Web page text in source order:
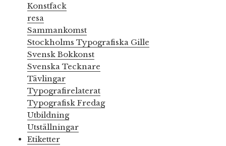
Konstfack
resa
Sammankomst
Stockholms Typografiska Gille
Svensk Bokkonst
Svenska Tecknare
Tävlingar
Typografirelaterat
Typografisk Fredag
Utbildning
Utställningar
Etiketter